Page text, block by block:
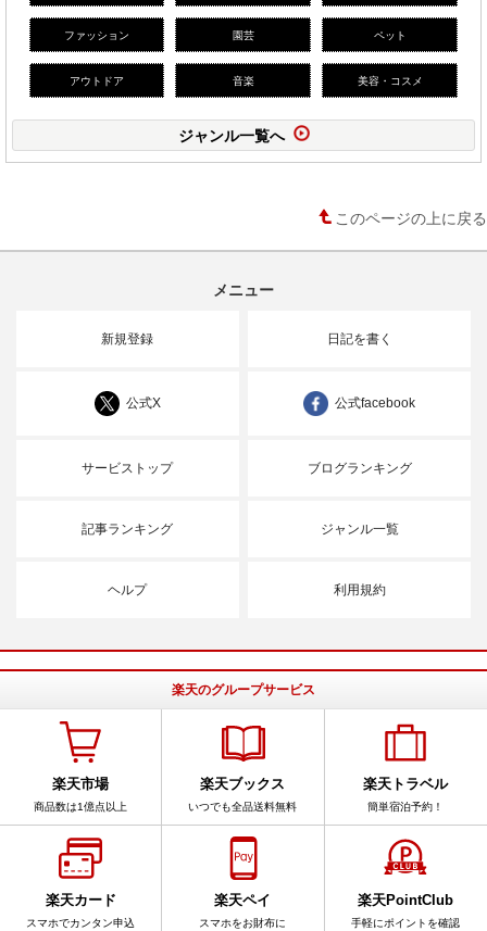
ファッション 園芸 ペット
アウトドア 音楽 美容・コスメ
ジャンル一覧へ
このページの上に戻る
メニュー
新規登録 日記を書く
公式X 公式facebook
サービストップ ブログランキング
記事ランキング ジャンル一覧
ヘルプ 利用規約
楽天のグループサービス
楽天市場
商品数は1億点以上
楽天ブックス
いつでも全品送料無料
楽天トラベル
簡単宿泊予約！
楽天カード
スマホでカンタン申込
楽天ペイ
スマホをお財布に
楽天PointClub
手軽にポイントを確認